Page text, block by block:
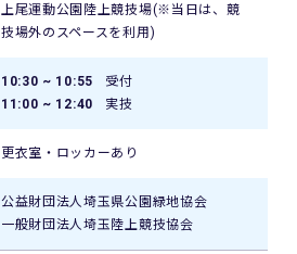
上尾運動公園陸上競技場(※当日は、競
技場外のスペースを利用)
10:30 ~ 10:55
受付
11:00 ~ 12:40
実技
更衣室・ロッカーあり
公益財団法人埼玉県公園緑地協会
一般財団法人埼玉陸上競技協会